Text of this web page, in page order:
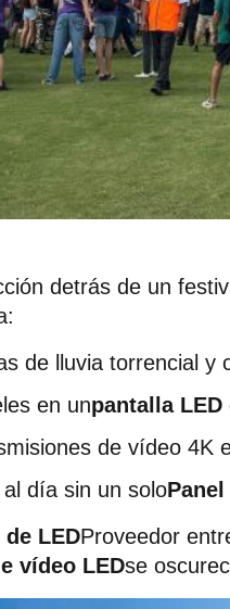
detrás de un
de lluvia torrencial y
en unpantalla LED
de vídeo 4K
día sin un soloPanel
LEDProveedor
vídeo LEDse